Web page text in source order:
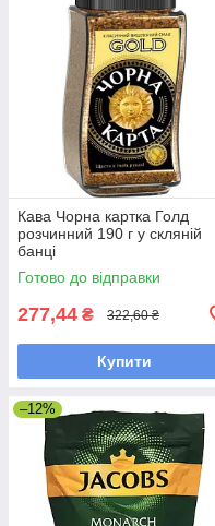
Кава Чорна картка Голд
розчинний 190 г у скляній
банці
Готово до відправки
277,44 ₴ 322,60 ₴
Купити
–12%